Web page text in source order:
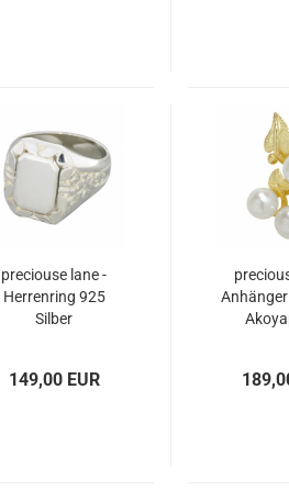
preciouse lane -
Herrenring 925
Silber
149,00 EUR